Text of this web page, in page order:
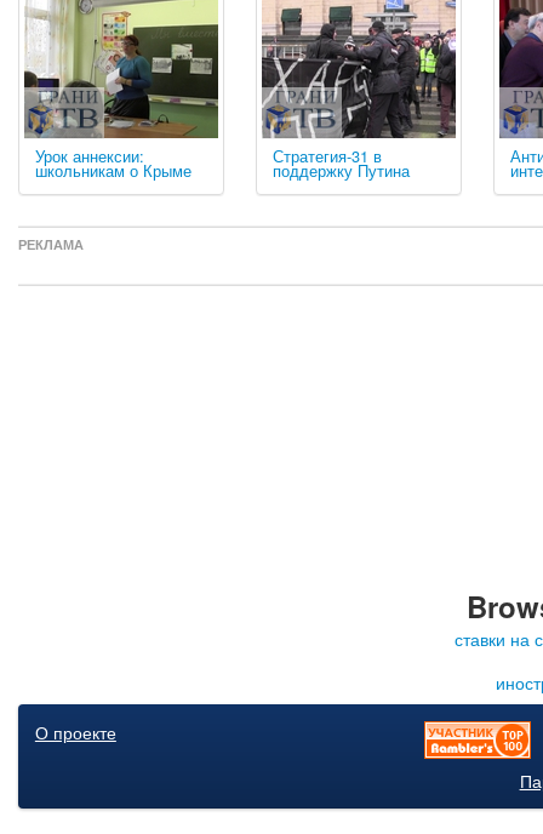
Урок аннексии:
школьникам о Крыме
Стратегия-31 в
поддержку Путина
РЕКЛАМА
ставки на
О проекте